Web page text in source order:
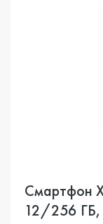
Смартфон
12/256 ГБ,